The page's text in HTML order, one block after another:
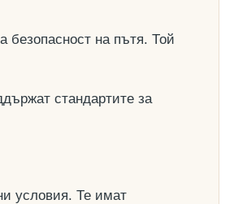
безопасност на пътя. Той
стандартите за
условия. Те имат